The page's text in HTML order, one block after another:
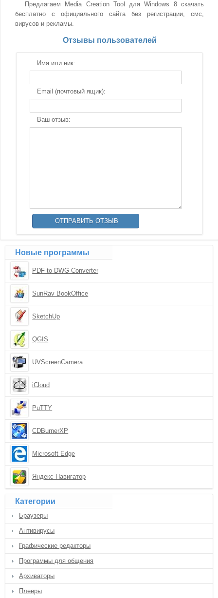
Предлагаем Media Creation Tool для Windows 8 скачать
бесплатно с официального сайта без регистрации, смс,
вирусов и рекламы.
Отзывы пользователей
Имя или ник:
Email (почтовый ящик):
Ваш отзыв:
Новые программы
PDF to DWG Converter
SunRav BookOffice
SketchUp
QGIS
UVScreenCamera
iCloud
PuTTY
CDBurnerXP
Microsoft Edge
Яндекс Навигатор
Категории
Браузеры
Антивирусы
Графические редакторы
Программы для общения
Архиваторы
Плееры